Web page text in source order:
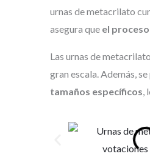
urnas de metacrilato
asegura que el
Las urnas de
gran escala. Además,
tamaños específicos